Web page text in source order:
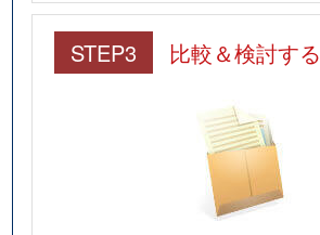
STEP3 比較＆検討する